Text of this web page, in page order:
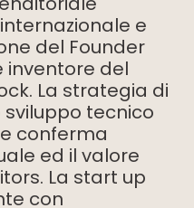
e
del Founder
inventore del
La strategia di
sviluppo tecnico
conferma
ed il valore
La start up
con